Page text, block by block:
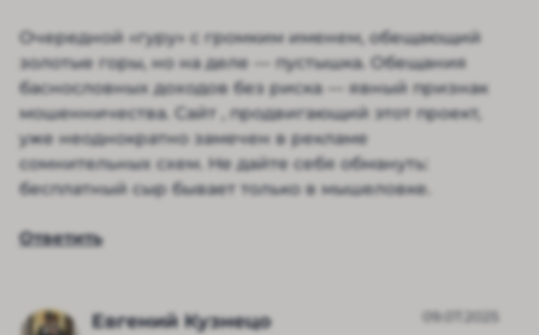
Очередной «гуру» с громким именем, обещающий
золотые горы, но на деле — пустышка. Обещания
баснословных доходов без риска — явный признак
мошенничества. Сайт , продвигающий этот проект,
уже неоднократно замечен в рекламе
сомнительных схем. Не дайте себя обмануть:
бесплатный сыр бывает только в мышеловке.
Ответить
Евгений Кузнецо 09.07.2025